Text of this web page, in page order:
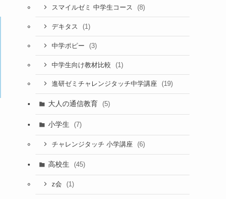
スマイルゼミ 中学生コース (8)
デキタス (1)
中学ポピー (3)
中学生向け教材比較 (1)
進研ゼミチャレンジタッチ中学講座 (19)
大人の通信教育 (5)
小学生 (7)
チャレンジタッチ 小学講座 (6)
高校生 (45)
z会 (1)